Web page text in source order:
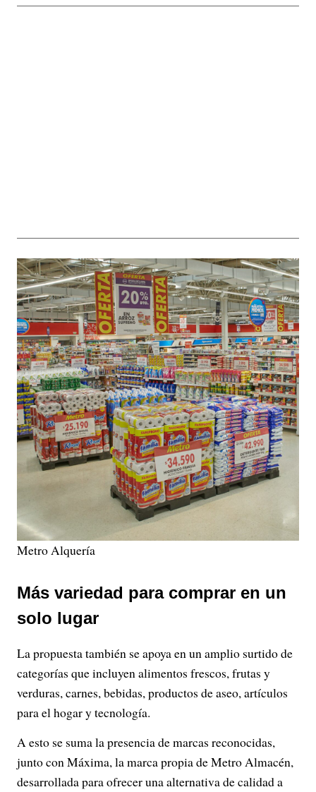
Metro Alquería
Más variedad para comprar en un
solo lugar
La propuesta también se apoya en un amplio surtido de
categorías que incluyen alimentos frescos, frutas y
verduras, carnes, bebidas, productos de aseo, artículos
para el hogar y tecnología.
A esto se suma la presencia de marcas reconocidas,
junto con Máxima, la marca propia de Metro Almacén,
desarrollada para ofrecer una alternativa de calidad a